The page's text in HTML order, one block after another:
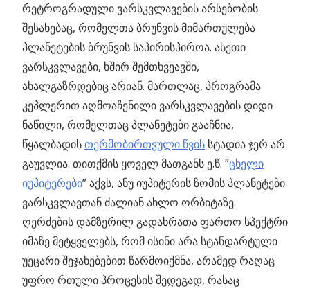
რეტროგრადული ვარსკვლავების არსებობის
შესახებაც, რომელთა ბრუნვის მიმართულება
პლანეტების ბრუნვის საპირისპიროა. ასეთი
ვარსკვლავები, ხშირ შემთხვეავში,
ახალგაზრდებიც არიან. მართლაც, პროგრამა
კეპლერით აღმოაჩენილი ვარსკვლავების დიდი
ნაწილი, რომელთაც პლანეტები გააჩნია,
წყალბადისთერმობირთვული წვის სტადია ჯერ არ
გაუვლია. თითქმის ყოველ მათგანს ე.წ. ”ცხელი
იუპიტერები” აქვს, ანუ იუპიტერის ზომის პლანეტები
ვარსკვლავთან ძალიან ახლო ორბიტაზე.
ღერძების დამზერილ გადახრათა ფართო სპექტრი
იმაზე მეტყველებს, რომ ისინი არა სტანდარტული
უეცარი შეჯახებებით წარმოიქმნა, არამედ რაღაც
უფრო რთული პროცესის შედეგად, რასაც